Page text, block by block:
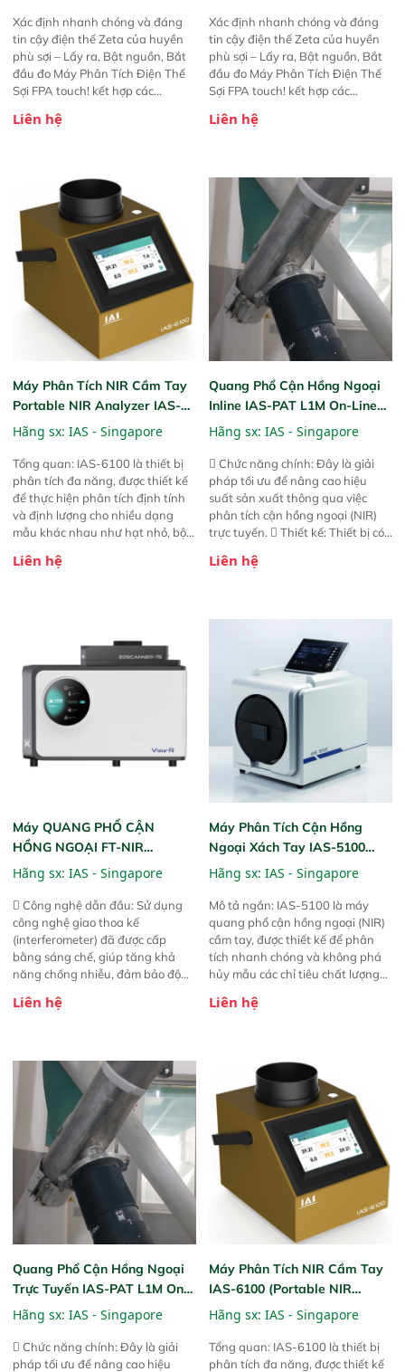
Xác định nhanh chóng và đáng
tin cậy điện thế Zeta của huyền
phù sợi – Lấy ra, Bật nguồn, Bắt
đầu đo Máy Phân Tích Điện Thế
Sợi FPA touch! kết hợp các
được chứng minh với sự đơn giản
trước đó. Nhưng so với các phiên
bản trước, FPA touch! nhỏ hơn và
nhẹ hơn đáng kể, đồng thời được
nâng cấp với các tính năng mới.
Liên hệ
Xác định nhanh chóng và đáng
tin cậy điện thế Zeta của huyền
phù sợi – Lấy ra, Bật nguồn, Bắt
đầu đo Máy Phân Tích Điện Thế
Sợi FPA touch! kết hợp các
được chứng minh với sự đơn giản
trước đó. Nhưng so với các phiên
bản trước, FPA touch! nhỏ hơn và
nhẹ hơn đáng kể, đồng thời được
nâng cấp với các tính năng mới.
Liên hệ
Máy Phân Tích NIR Cầm Tay
Portable NIR Analyzer IAS-
6100
Hãng sx: IAS - Singapore
Tổng quan: IAS-6100 là thiết bị
phân tích đa năng, được thiết kế
để thực hiện phân tích định tính
và định lượng cho nhiều dạng
mẫu khác nhau như hạt nhỏ, bột,
này cho phép bất kỳ ai cũng có
thức ăn chăn nuôi, nguyên liệu
thực phẩm, nông sản,..
Liên hệ
Quang Phổ Cận Hồng Ngoại
Inline IAS-PAT L1M On-Line
NIR
Hãng sx: IAS - Singapore
 Chức năng chính: Đây là giải
pháp tối ưu để nâng cao hiệu
suất sản xuất thông qua việc
phân tích cận hồng ngoại (NIR)
trực tuyến.  Thiết kế: Thiết bị có
hỗ trợ tản nhiệt tăng cường và đã
năng theo dõi thông số theo thời
gian thực và trực quan hóa dữ
liệu để tăng chỉ số ROI cho doanh
Liên hệ
Máy QUANG PHỔ CẬN
HỒNG NGOẠI FT-NIR
Analyzer Vista-R
Hãng sx: IAS - Singapore
 Công nghệ dẫn đầu: Sử dụng
công nghệ giao thoa kế
(interferometer) đã được cấp
bằng sáng chế, giúp tăng khả
năng chống nhiễu, đảm bảo độ
Phạm vi ứng dụng rộng: Đáp ứng
ngành công nghiệp khác nhau. 
Độ nhạy cao: Trang bị đầu dò
InGaAs độ nhạy cao, cung cấp
phản hồi phổ tuyến tính đầy đủ,
đảm bảo độ chính xác và khả
năng lặp lại tối ưu.
Liên hệ
Máy Phân Tích Cận Hồng
Ngoại Xách Tay IAS-5100
(Portable NIR Analyzer)
Hãng sx: IAS - Singapore
Mô tả ngắn: IAS-5100 là máy
quang phổ cận hồng ngoại (NIR)
cầm tay, được thiết kế để phân
tích nhanh chóng và không phá
hủy mẫu các chỉ tiêu chất lượng
Thiết bị linh hoạt cho nhiều kịch
trực tiếp ngoài đồng ruộng.
Liên hệ
Quang Phổ Cận Hồng Ngoại
Trực Tuyến IAS-PAT L1M On-
Line NIR
Hãng sx: IAS - Singapore
 Chức năng chính: Đây là giải
pháp tối ưu để nâng cao hiệu
Máy Phân Tích NIR Cầm Tay
IAS-6100 (Portable NIR
Analyzer)
Hãng sx: IAS - Singapore
Tổng quan: IAS-6100 là thiết bị
phân tích đa năng, được thiết kế